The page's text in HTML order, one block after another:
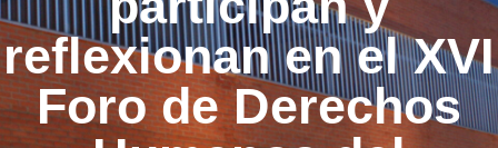
reflexionan en el XVI
Foro de Derechos